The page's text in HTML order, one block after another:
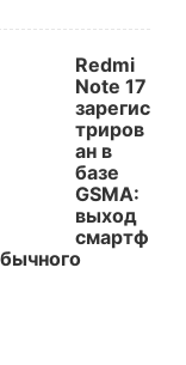
Redmi
Note 17
зарегис
триров
ан в
базе
GSMA:
выход
смартф